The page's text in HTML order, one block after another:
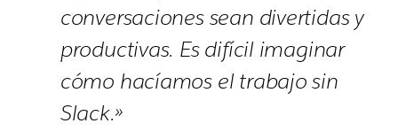
conversaciones sean divertidas y
productivas. Es difícil imaginar
cómo hacíamos el trabajo sin
Slack.»